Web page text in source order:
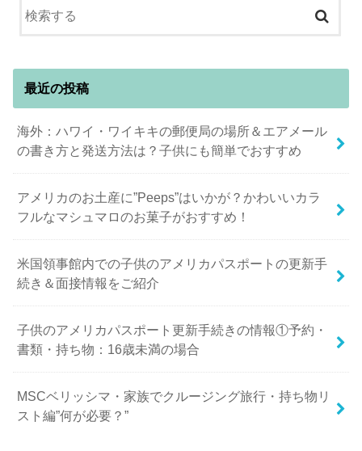
最近の投稿
海外：ハワイ・ワイキキの郵便局の場所＆エアメール
の書き方と発送方法は？子供にも簡単でおすすめ
アメリカのお土産に”Peeps”はいかが？かわいいカラ
フルなマシュマロのお菓子がおすすめ！
米国領事館内での子供のアメリカパスポートの更新手
続き＆面接情報をご紹介
子供のアメリカパスポート更新手続きの情報①予約・
書類・持ち物：16歳未満の場合
MSCベリッシマ・家族でクルージング旅行・持ち物リ
スト編”何が必要？”